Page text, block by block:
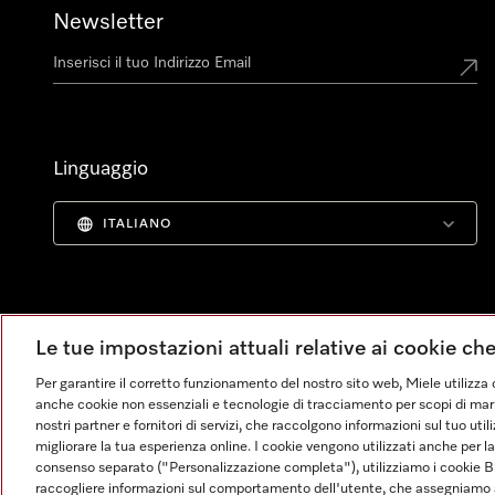
Newsletter
Linguaggio
ITALIANO
Le tue impostazioni attuali relative ai cookie
Per garantire il corretto funzionamento del nostro sito web, Miele
anche cookie non essenziali e tecnologie di tracciamento per scopi di
nostri partner e fornitori di servizi, che raccolgono informazioni sul tuo
migliorare la tua esperienza online. I cookie vengono utilizzati anche per
consenso separato ("Personalizzazione completa"), utilizziamo i cookie
raccogliere informazioni sul comportamento dell'utente, che